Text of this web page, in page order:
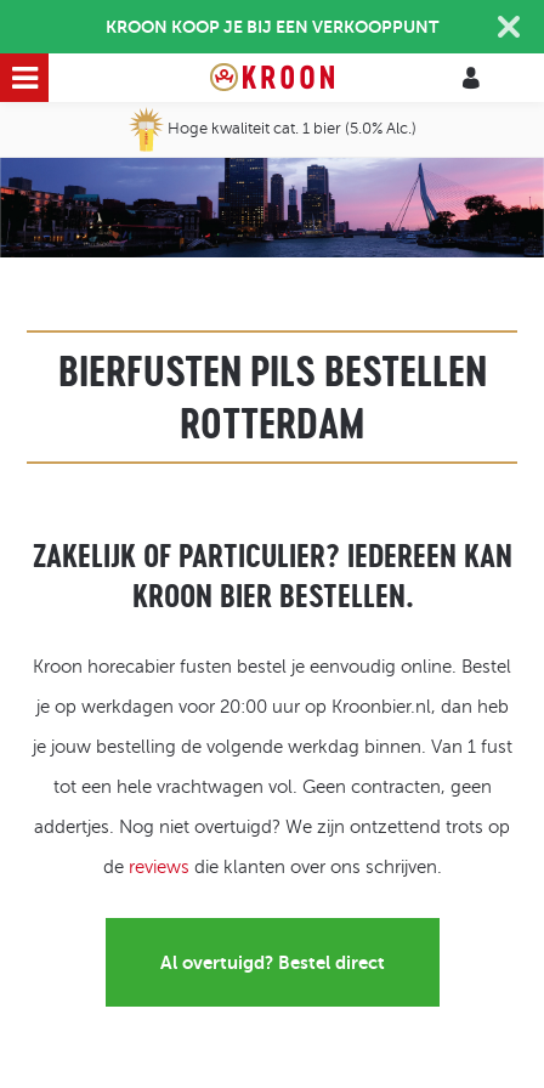
KROON KOOP JE BIJ EEN VERKOOPPUNT
Hoge kwaliteit cat. 1 bier (5.0% Alc.)
BIERFUSTEN PILS BESTELLEN
ROTTERDAM
ZAKELIJK OF PARTICULIER? IEDEREEN KAN
KROON BIER BESTELLEN.
Kroon horecabier fusten bestel je eenvoudig online. Bestel
je op werkdagen voor 20:00 uur op Kroonbier.nl, dan heb
je jouw bestelling de volgende werkdag binnen. Van 1 fust
tot een hele vrachtwagen vol. Geen contracten, geen
addertjes. Nog niet overtuigd? We zijn ontzettend trots op
de reviews die klanten over ons schrijven.
Al overtuigd? Bestel direct